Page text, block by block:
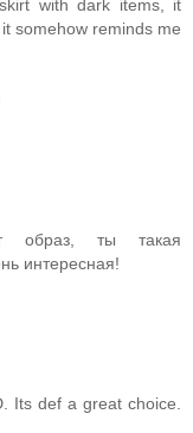
with dark items, it
somehow reminds me
образ, ты такая
интересная!
Its def a great choice.